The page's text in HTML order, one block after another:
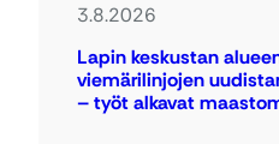
3.8.2026
Lapin keskustan
viemärilinjojen
– työt alkavat